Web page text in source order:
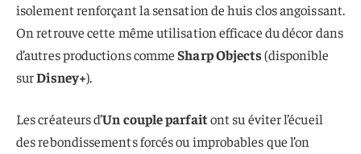
isolement renforçant la sensation de huis clos angoissant.
On retrouve cette même utilisation efficace du décor dans
d’autres productions commeSharp Objects(disponible
surDisney+).
Les créateurs d’Un couple parfaitont su éviter l’écueil
des rebondissements forcés ou improbables que l’on